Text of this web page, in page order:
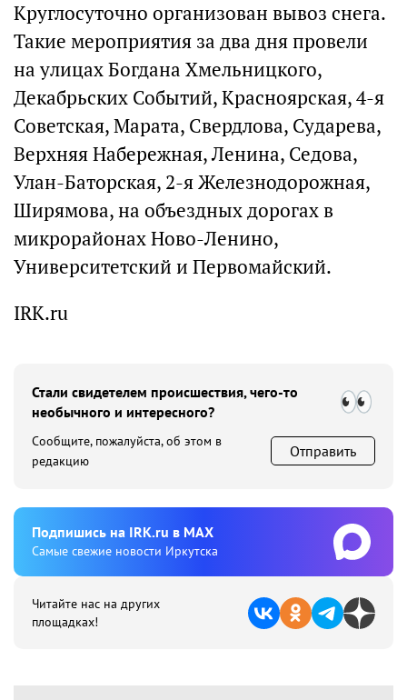
Круглосуточно организован вывоз снега.
Такие мероприятия за два дня провели
на улицах Богдана Хмельницкого,
Декабрьских Событий, Красноярская, 4-я
Советская, Марата, Свердлова, Сударева,
Верхняя Набережная, Ленина, Седова,
Улан-Баторская, 2-я Железнодорожная,
Ширямова, на объездных дорогах в
микрорайонах Ново-Ленино,
Университетский и Первомайский.
IRK.ru
Стали свидетелем происшествия, чего-то
необычного и интересного?
Сообщите, пожалуйста, об этом в
редакцию
Отправить
Подпишиcь на IRK.ru в MAX
Cамые свежие новости Иркутска
Читайте нас на других
площадках!